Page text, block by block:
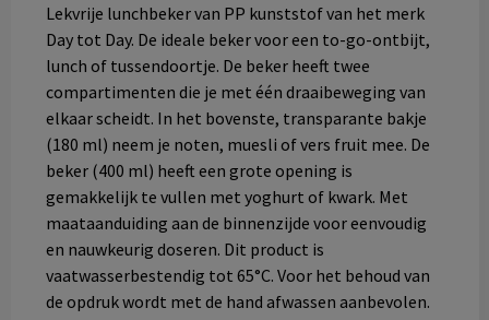
Lekvrije lunchbeker van PP kunststof van het merk
Day tot Day. De ideale beker voor een to-go-ontbijt,
lunch of tussendoortje. De beker heeft twee
compartimenten die je met één draaibeweging van
elkaar scheidt. In het bovenste, transparante bakje
(180 ml) neem je noten, muesli of vers fruit mee. De
beker (400 ml) heeft een grote opening is
gemakkelijk te vullen met yoghurt of kwark. Met
maataanduiding aan de binnenzijde voor eenvoudig
en nauwkeurig doseren. Dit product is
vaatwasserbestendig tot 65°C. Voor het behoud van
de opdruk wordt met de hand afwassen aanbevolen.